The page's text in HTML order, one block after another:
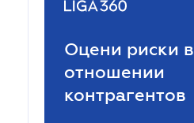
Оцени риски в
отношении
контрагентов